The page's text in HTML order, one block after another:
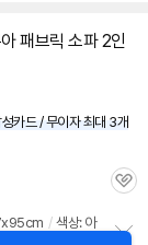
기
패브릭 소파2인
카드 / 무이자 최대 3개
관
/ 색상: 아